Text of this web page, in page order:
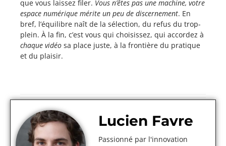
que vous laissez filer. Vous n’êtes pas une machine, votre
espace numérique mérite un peu de discernement. En
bref, l’équilibre naît de la sélection, du refus du trop-
plein. À la fin, c’est vous qui choisissez, qui accordez à
chaque vidéo sa place juste, à la frontière du pratique
et du plaisir.
Lucien Favre
Passionné par l'innovation